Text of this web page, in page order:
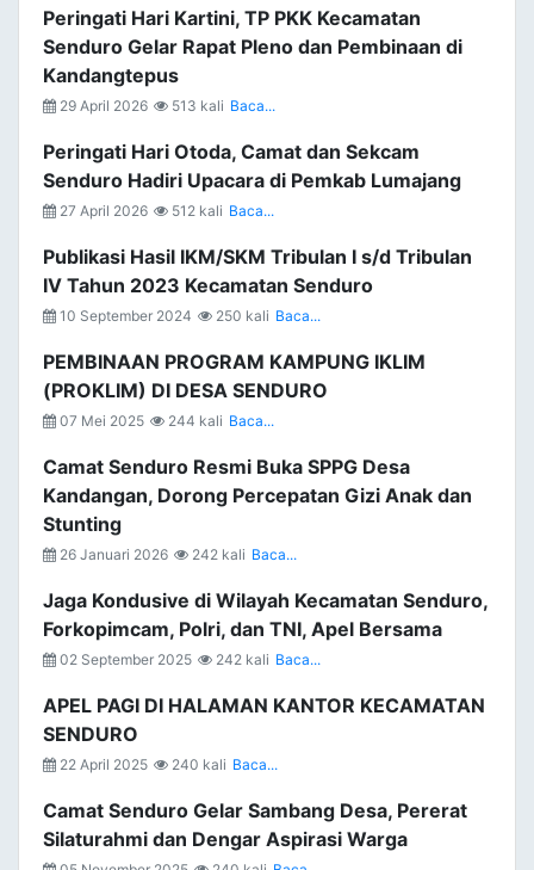
Peringati Hari Kartini, TP PKK Kecamatan
Senduro Gelar Rapat Pleno dan Pembinaan di
Kandangtepus
29 April 2026 513 kali Baca...
Peringati Hari Otoda, Camat dan Sekcam
Senduro Hadiri Upacara di Pemkab Lumajang
27 April 2026 512 kali Baca...
Publikasi Hasil IKM/SKM Tribulan I s/d Tribulan
IV Tahun 2023 Kecamatan Senduro
10 September 2024 250 kali Baca...
PEMBINAAN PROGRAM KAMPUNG IKLIM
(PROKLIM) DI DESA SENDURO
07 Mei 2025 244 kali Baca...
Camat Senduro Resmi Buka SPPG Desa
Kandangan, Dorong Percepatan Gizi Anak dan
Stunting
26 Januari 2026 242 kali Baca...
Jaga Kondusive di Wilayah Kecamatan Senduro,
Forkopimcam, Polri, dan TNI, Apel Bersama
02 September 2025 242 kali Baca...
APEL PAGI DI HALAMAN KANTOR KECAMATAN
SENDURO
22 April 2025 240 kali Baca...
Camat Senduro Gelar Sambang Desa, Pererat
Silaturahmi dan Dengar Aspirasi Warga